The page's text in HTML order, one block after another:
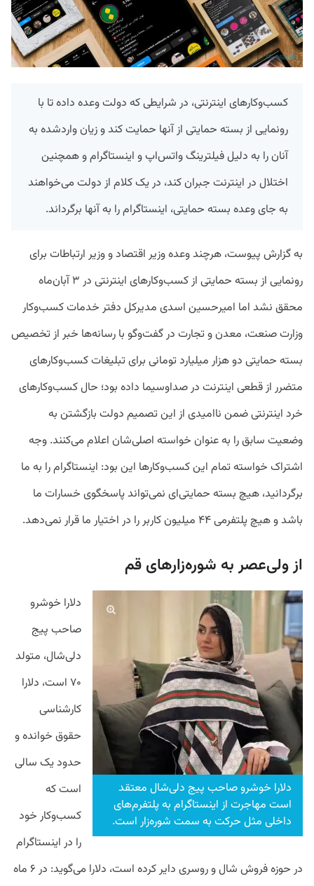
کسب‌وکارهای اینترنتی، در شرایطی که دولت وعده داده تا با
رونمایی از بسته حمایتی از آنها حمایت کند و زیان واردشده به
آنان را به دلیل فیلترینگ واتس‌اپ و اینستاگرام و همچنین
اختلال در اینترنت جبران کند، در یک کلام از دولت می‌خواهند
به جای وعده بسته حمایتی، اینستاگرام را به آنها برگرداند.
به گزارش پیوست، هرچند وعده وزیر اقتصاد و وزیر ارتباطات برای
رونمایی از بسته حمایتی از کسب‌وکارهای اینترنتی در ۳ آبان‌ماه
محقق نشد اما امیرحسین اسدی مدیرکل دفتر خدمات کسب‌وکار
وزارت صنعت، معدن و تجارت در گفت‌وگو با رسانه‌ها خبر از تخصیص
بسته حمایتی دو هزار میلیارد تومانی برای تبلیغات کسب‌وکارهای
متضرر از قطعی اینترنت در صداوسیما داده بود؛ حال کسب‌وکارهای
خرد اینترنتی ضمن ناامیدی از این تصمیم دولت بازگشتن به
وضعیت سابق را به عنوان خواسته اصلی‌شان اعلام می‌کنند. وجه
اشتراک خواسته تمام این کسب‌وکارها این بود: اینستاگرام را به ما
برگردانید، هیچ بسته حمایتی‌ای نمی‌تواند پاسخگوی خسارات ما
باشد و هیچ پلتفرمی ۴۴ میلیون کاربر را در اختیار ما قرار نمی‌دهد.
از ولی‌عصر به شوره‌زارهای قم
دلارا خوشرو صاحب پیج دلی‌شال معتقد
است مهاجرت از اینستاگرام به پلتفرم‌های
داخلی مثل حرکت به سمت شوره‌زار است.
دلارا خوشرو
صاحب پیج
دلی‌شال، متولد
۷۰ است، دلارا
کارشناسی
حقوق خوانده و
حدود یک سالی
است که
کسب‌و‌کار خود
را در اینستاگرام
در حوزه فروش شال و روسری دایر کرده است، دلارا می‌گوید: در ۶ ماه